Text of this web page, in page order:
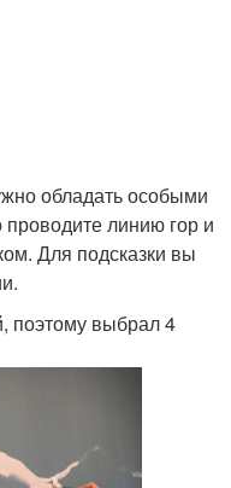
обладать особыми
линию гор и
Для подсказки вы
поэтому выбрал 4